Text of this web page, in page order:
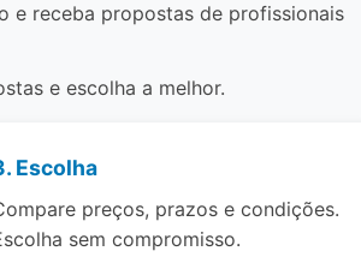
e receba propostas de profissionais
e escolha a melhor.
Escolha
preços, prazos e condições.
sem compromisso.